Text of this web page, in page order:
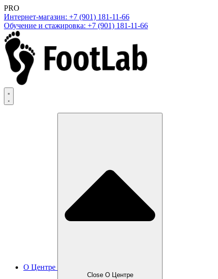
PRO
Интернет-магазин: +7 (901) 181-11-66
Обучение и стажировка: +7 (901) 181-11-66
О Центре
Close О Центре